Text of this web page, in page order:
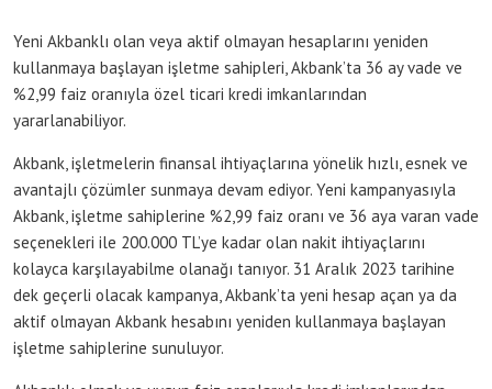
Yeni Akbanklı olan veya aktif olmayan hesaplarını yeniden
kullanmaya başlayan işletme sahipleri, Akbank’ta 36 ay vade ve
%2,99 faiz oranıyla özel ticari kredi imkanlarından
yararlanabiliyor.
Akbank, işletmelerin finansal ihtiyaçlarına yönelik hızlı, esnek ve
avantajlı çözümler sunmaya devam ediyor. Yeni kampanyasıyla
Akbank, işletme sahiplerine %2,99 faiz oranı ve 36 aya varan vade
seçenekleri ile 200.000 TL’ye kadar olan nakit ihtiyaçlarını
kolayca karşılayabilme olanağı tanıyor. 31 Aralık 2023 tarihine
dek geçerli olacak kampanya, Akbank’ta yeni hesap açan ya da
aktif olmayan Akbank hesabını yeniden kullanmaya başlayan
işletme sahiplerine sunuluyor.